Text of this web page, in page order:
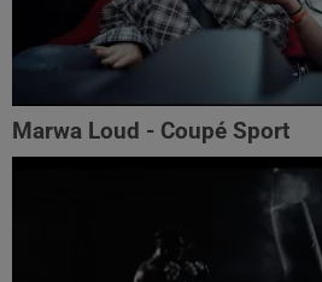
Marwa Loud - Coupé Sport